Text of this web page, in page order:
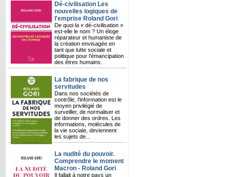
Dé-civilisation Les
nouvelles logiques de
l'emprise Roland Gori
De quoi la « dé-civilisation »
est-elle le nom ? Un éloge
réparateur et humaniste de
la création envisagée en
tant que lutte sociale et
politique pour l’émancipation
des êtres humains.
La fabrique de nos
servitudes
Dans nos sociétés de
contrôle, l’information est le
moyen privilégié de
surveiller, de normaliser et
de donner des ordres. Les
informations, molécules de
la vie sociale, deviennent
les sujets de...
La nudité du pouvoir.
Comprendre le moment
Macron - Roland Gori
Il fallait à notre pays un